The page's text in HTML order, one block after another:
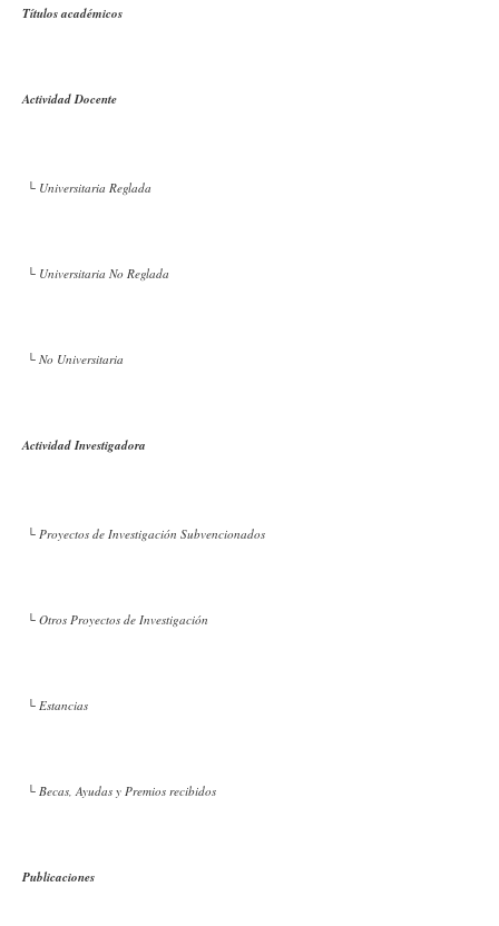
Títulos académicos
Actividad Docente
└ Universitaria Reglada
└ Universitaria No Reglada
└ No Universitaria
Actividad Investigadora
└ Proyectos de Investigación Subvencionados
└ Otros Proyectos de Investigación
└ Estancias
└ Becas, Ayudas y Premios recibidos
Publicaciones